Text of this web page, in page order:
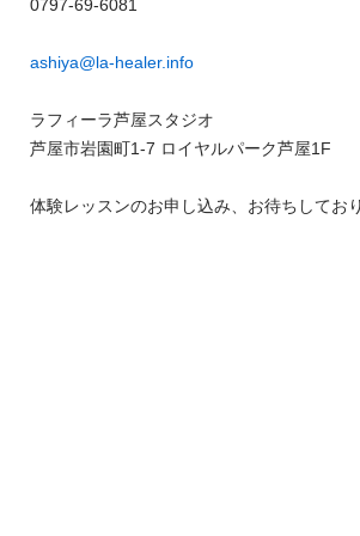
0797-69-6081
ashiya@la-healer.info
ラフィーラ芦屋スタジオ
芦屋市岩園町1-7 ロイヤルパーク芦屋1F
体験レッスンのお申し込み、お待ちしてお